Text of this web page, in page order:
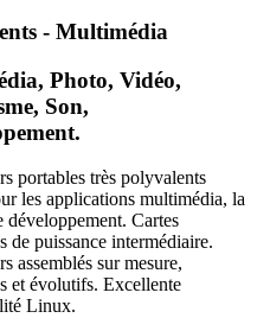
- Multimédia
Photo, Vidéo,
Son,
portables très polyvalents
les applications multimédia, la
développement. Cartes
de puissance intermédiaire.
assemblés sur mesure,
et évolutifs. Excellente
Linux.